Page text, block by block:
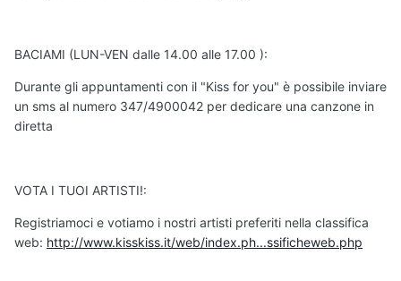
BACIAMI (LUN-VEN dalle 14.00 alle 17.00 ):
Durante gli appuntamenti con il "Kiss for you" è possibile inviare
un sms al numero 347/4900042 per dedicare una canzone in
diretta
VOTA I TUOI ARTISTI!:
Registriamoci e votiamo i nostri artisti preferiti nella classifica
web: http://www.kisskiss.it/web/index.ph...ssificheweb.php